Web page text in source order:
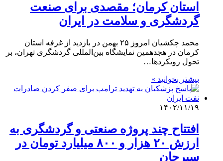
استان کرمان؛ مقصدی برای صنعت
گردشگری و سلامت در ایران
محمد چکشیان امروز ۲۵ بهمن‌ در بازدید از غرفه استان
کرمان در هجدهمین نمایشگاه بین‌المللی گردشگری تهران، بر
تحول رویکردها…
بیشتر بخوانید »
۱۴۰۲/۱۱/۱۹
افتتاح چند پروژه‌ صنعتی و گردشگری به
ارزش ۲۰ هزار و ۸۰۰ میلیارد تومان در
سیرجان